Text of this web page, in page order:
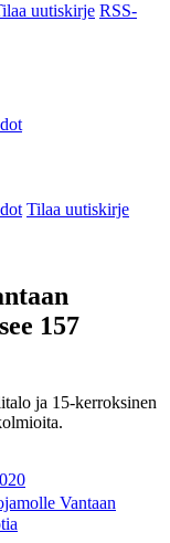
uutiskirje RSS-
Tilaa uutiskirje
157
ja 15-kerroksinen
Vantaan